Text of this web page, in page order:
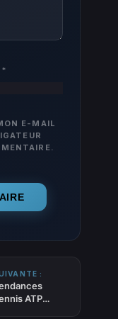
*
E-MAIL
:
ATP